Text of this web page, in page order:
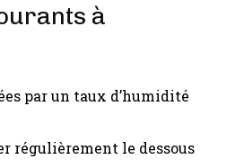
à
par un taux d’humidité
régulièrement le dessous